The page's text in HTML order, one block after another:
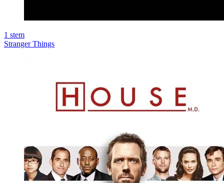
1 stem
Stranger Things